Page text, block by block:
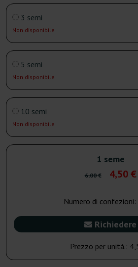
3 semi
Non disponibile
5 semi
Non disponibile
10 semi
Non disponibile
1 seme
6,00 € 4,50 €
Numero di confezioni:
Richiedere
Prezzo per unità.: